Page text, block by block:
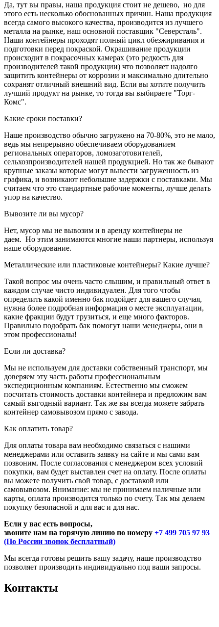
Да, тут вы правы, наша продукция стоит не дешево, но для
этого есть несколько обоснованных причин. Наша продукция
всегда самого высокого качества, производится из лучшего
металла на рынке, наш основной поставщик "Северсталь".
Наши контейнеры проходят полный цикл обезжиривания и
подготовки перед покраской. Окрашивание продукции
происходит в покрасочных камерах (это редкость для
производителей такой продукции) что позволяет надолго
защитить контейнеры от коррозии и максимально длительно
сохранят отличный внешний вид. Если вы хотите получить
лучший продукт на рынке, то тогда вы выбираете "Торг-
Комс".
Какие сроки поставки?
Наше производство обычно загружено на 70-80%, это не мало,
ведь мы непрерывно обеспечиваем оборудованием
региональных операторов, ломозаготовителей,
сельхозпроизводителей нашей продукцией. Но так же бывают
крупные заказы которые могут вывести загруженность из
графика, и возникают небольшие задержки с поставками. Мы
считаем что это стандартные рабочие моменты, лучше делать
упор на качество.
Вывозите ли вы мусор?
Нет, мусор мы не вывозим и в аренду контейнеры не
даем. Но этим занимаются многие наши партнеры, используя
наше оборудование.
Металлические или пластиковые контейнеры? Какие лучше?
Такой вопрос мы очень часто слышим, и правильный ответ в
каждом случае чисто индивидуален. Для того чтобы
определить какой именно бак подойдет для вашего случая,
нужна более подробная информация о месте эксплуатации,
какие фракции будут грузиться, и еще много факторов.
Правильно подобрать бак помогут наши менеджеры, они в
этом профессионалы!
Если ли доставка?
Мы не используем для доставки собственный транспорт, мы
доверяем эту часть работы профессиональным
экспедиционным компаниям. Естественно мы сможем
посчитать стоимость доставки контейнера и предложим вам
самый выгодный вариант. Так же вы всегда можете забрать
контейнер самовывозом прямо с завода.
Как оплатить товар?
Для оплаты товара вам необходимо связаться с нашими
менеджерами или оставить заявку на сайте и мы сами вам
позвоним. После согласования с менеджером всех условий
покупки, вам будет выставлен счет на оплату. После оплаты
вы можете получить свой товар, с доставкой или
самовывозом. Внимание: мы не принимаем наличные или
карты, оплата производится только по счету. Так мы делаем
покупку безопасной и для вас и для нас.
Если у вас есть вопросы,
звоните нам на горячую линию по номеру +7 499 705 97 93
(По России звонок бесплатный)
Мы всегда готовы решить вашу задачу, наше производство
позволяет производить индивидуально под ваши запросы.
Контакты